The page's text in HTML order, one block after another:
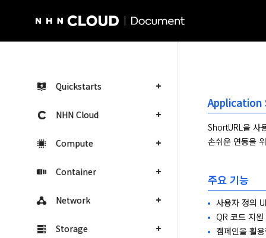
Quickstarts
NHN Cloud
Compute
Container
Network
Storage
Application
ShortURL을 사
손쉬운 연동을
주요 기능
사용자 정의
QR 코드 지원
캠페인을 활